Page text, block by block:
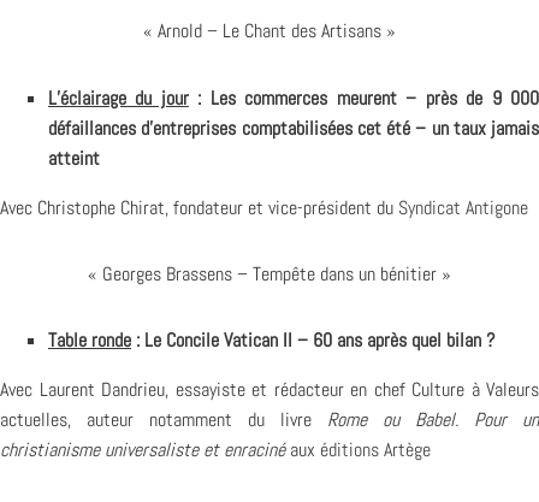
« Arnold – Le Chant des Artisans »
L’éclairage du jour: Les commerces meurent – près de 9 000
défaillances d’entreprises comptabilisées cet été – un taux jamais
atteint
Avec Christophe Chirat, fondateur et vice-président du Syndicat Antigone
« Georges Brassens – Tempête dans un bénitier »
Table ronde : Le Concile Vatican II – 60 ans après quel bilan ?
Avec Laurent Dandrieu, essayiste et rédacteur en chef Culture à Valeurs
actuelles, auteur notamment du livre Rome ou Babel. Pour un
christianisme universaliste et enracinéaux éditions Artège